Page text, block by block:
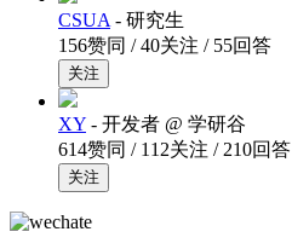
CSUA - 研究生
156赞同 / 40关注 / 55回答
关注
XY - 开发者 @ 学研谷
614赞同 / 112关注 / 210回答
关注